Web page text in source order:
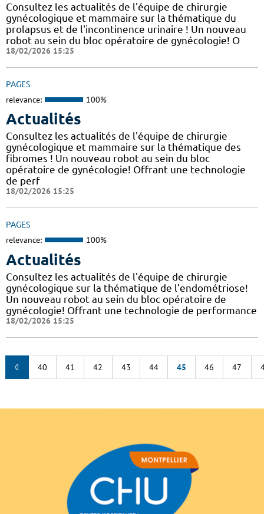
Consultez les actualités de l'équipe de chirurgie
gynécologique et mammaire sur la thématique du
prolapsus et de l'incontinence urinaire ! Un nouveau
robot au sein du bloc opératoire de gynécologie! O
18/02/2026 15:25
PAGES
relevance: 100%
Actualités
Consultez les actualités de l'équipe de chirurgie
gynécologique et mammaire sur la thématique des
fibromes ! Un nouveau robot au sein du bloc
opératoire de gynécologie! Offrant une technologie
de perf
18/02/2026 15:25
PAGES
relevance: 100%
Actualités
Consultez les actualités de l'équipe de chirurgie
gynécologique sur la thématique de l'endométriose!
Un nouveau robot au sein du bloc opératoire de
gynécologie! Offrant une technologie de performance
18/02/2026 15:25
40 41 42 43 44 45 46 47